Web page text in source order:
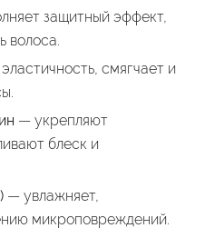
защитный эффект,
волоса.
смягчает и
— укрепляют
блеск и
— увлажняет,
микроповреждений.